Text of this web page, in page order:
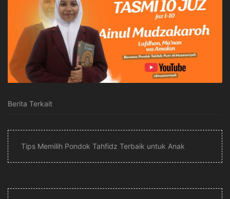
Berita Terkait
Tips Memilih Pondok Tahfidz Terbaik untuk Anak